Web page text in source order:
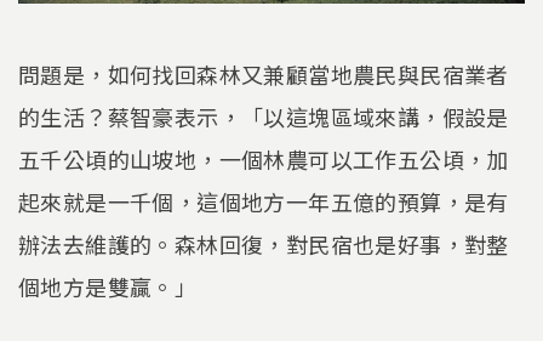
問題是，如何找回森林又兼顧當地農民與民宿業者
的生活？蔡智豪表示，「以這塊區域來講，假設是
五千公頃的山坡地，一個林農可以工作五公頃，加
起來就是一千個，這個地方一年五億的預算，是有
辦法去維護的。森林回復，對民宿也是好事，對整
個地方是雙贏。」